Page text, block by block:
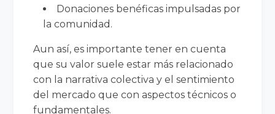
Donaciones benéficas impulsadas por
la comunidad.
Aun así, es importante tener en cuenta
que su valor suele estar más relacionado
con la narrativa colectiva y el sentimiento
del mercado que con aspectos técnicos o
fundamentales.